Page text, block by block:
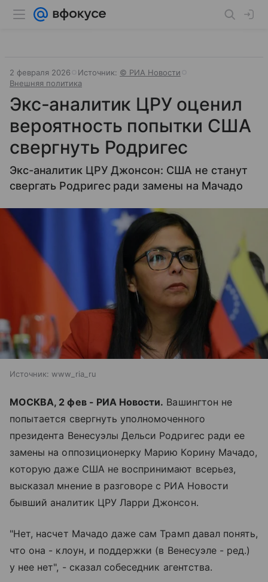
2 февраля 2026 Источник: © РИА Новости
Внешняя политика
Экс-аналитик ЦРУ оценил
вероятность попытки США
свергнуть Родригес
Экс-аналитик ЦРУ Джонсон: США не станут
свергать Родригес ради замены на Мачадо
Источник: www_ria_ru
МОСКВА, 2 фев - РИА Новости. Вашингтон не
попытается свергнуть уполномоченного
президента Венесуэлы Дельси Родригес ради ее
замены на оппозиционерку Марию Корину Мачадо,
которую даже США не воспринимают всерьез,
высказал мнение в разговоре с РИА Новости
бывший аналитик ЦРУ Ларри Джонсон.
"Нет, насчет Мачадо даже сам Трамп давал понять,
что она - клоун, и поддержки (в Венесуэле - ред.)
у нее нет", - сказал собеседник агентства.